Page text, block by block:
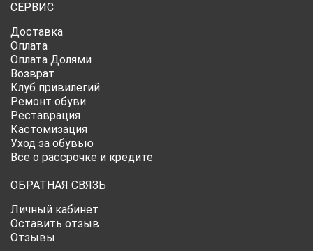
СЕРВИС
Доставка
Оплата
Оплата Долями
Возврат
Клуб привилегий
Ремонт обуви
Реставрация
Кастомизация
Уход за обувью
Все о рассрочке и кредите
ОБРАТНАЯ СВЯЗЬ
Личный кабинет
Оставить отзыв
Отзывы